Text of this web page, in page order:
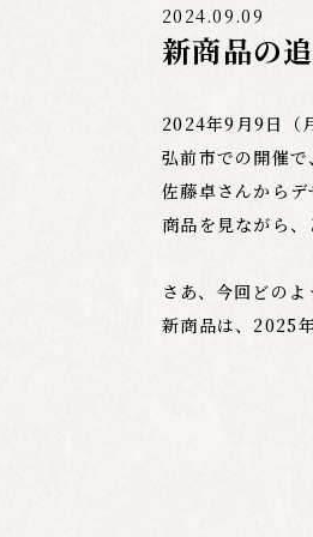
2024.09.09
新商品の
2024年9月9日（
弘前市での開催
佐藤卓さんから
商品を見ながら
さあ、今回どの
新商品は、2025